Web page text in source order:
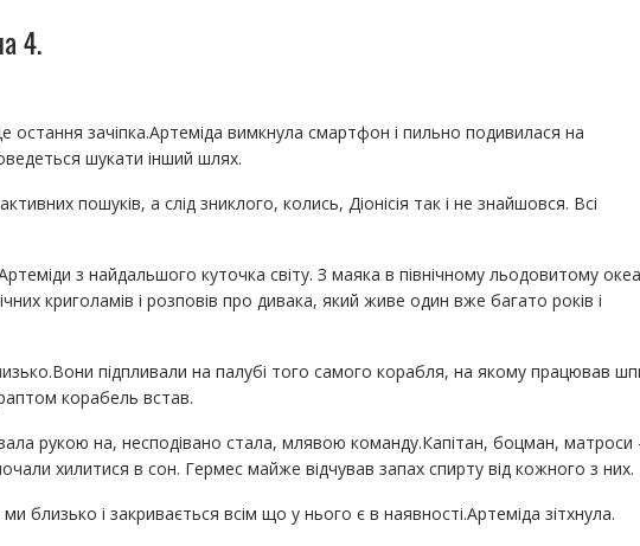
4.
зачіпка.Артеміда вимкнула смартфон і пильно подивилася на
шукати інший шлях.
пошуків, а слід зниклого, колись, Діонісія так і не знайшовся. Всі
з найдальшого куточка світу. З маяка в північному льодовитому
криголамів і розповів про дивака, який живе один вже багато років і
підпливали на палубі того самого корабля, на якому працював
корабель встав.
рукою на, несподівано стала, млявою команду.Капітан, боцман, матроси
хилитися в сон. Гермес майже відчував запах спирту від кожного з них.
близько і закривається всім що у нього є в наявності.Артеміда зітхнула.